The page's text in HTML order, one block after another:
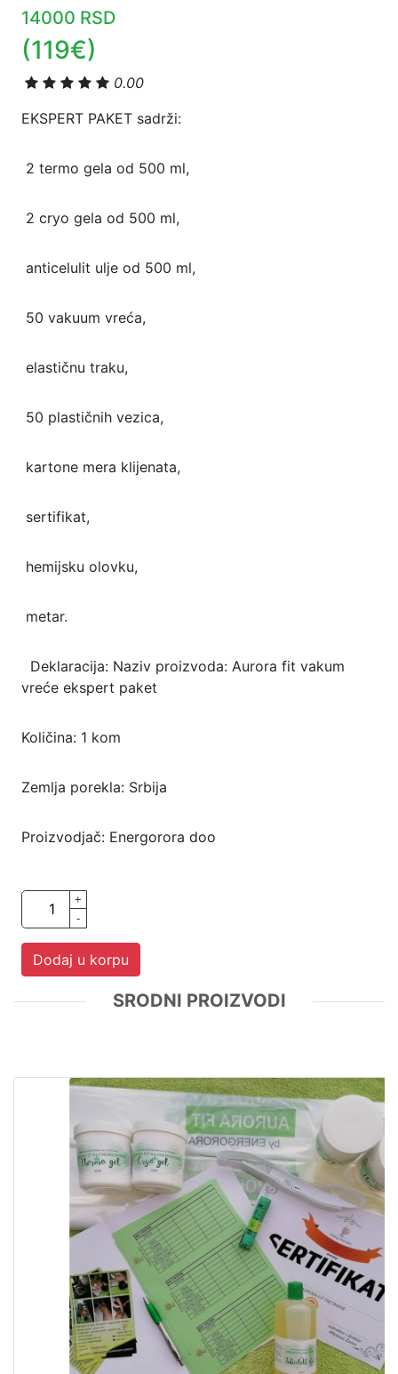
14000 RSD
(119€)
0.00
EKSPERT PAKET sadrži:⁣
⁣ 2 termo gela od 500 ml,⁣
⁣ 2 cryo gela od 500 ml,⁣
⁣ anticelulit ulje od 500 ml,⁣
⁣ 50 vakuum vreća,⁣
⁣ elastičnu traku,⁣
⁣ 50 plastičnih vezica,⁣
⁣ kartone mera klijenata,⁣
⁣ sertifikat,⁣
⁣ hemijsku olovku,⁣
⁣ metar.⁣
⁣ ⁣ Deklaracija: Naziv proizvoda: Aurora fit vakum
vreće ekspert paket
Količina: 1 kom
Zemlja porekla: Srbija
Proizvodjač: Energorora doo
+
-
Dodaj u korpu